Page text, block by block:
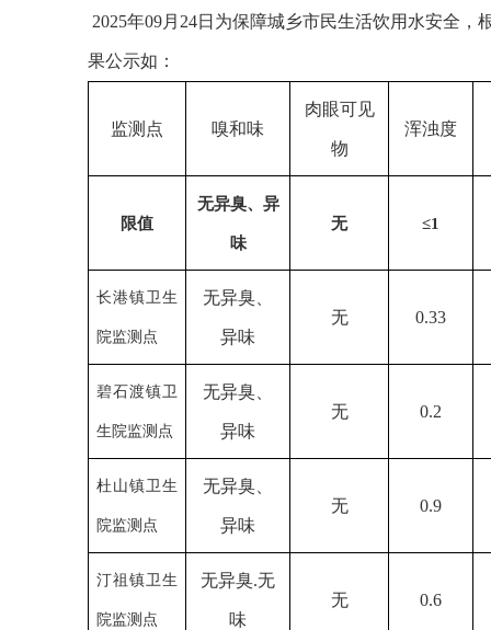
2025年09月 24日 为保障城乡市民生活饮用水安全，
果公示如：
监测点 嗅和味
肉眼可见
物
浑浊度
限值
无异臭、异
味
无 ≤1
长港镇卫生
院监测点
无异臭、
异味
无 0.33
碧石渡镇卫
生院监测点
无异臭、
异味
无 0.2
杜山镇卫生
院监测点
无异臭、
异味
无 0.9
汀祖镇卫生
院监测点
无异臭.无
味
无 0.6